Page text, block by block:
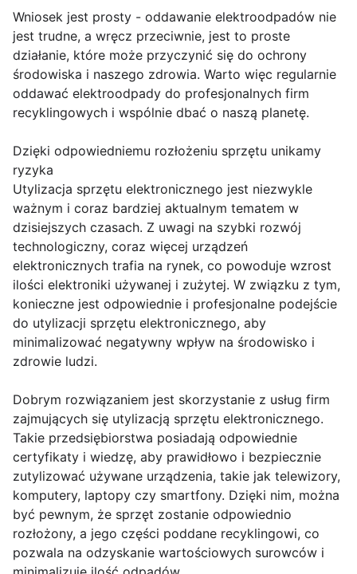
Wniosek jest prosty - oddawanie elektroodpadów nie
jest trudne, a wręcz przeciwnie, jest to proste
działanie, które może przyczynić się do ochrony
środowiska i naszego zdrowia. Warto więc regularnie
oddawać elektroodpady do profesjonalnych firm
recyklingowych i wspólnie dbać o naszą planetę.
Dzięki odpowiedniemu rozłożeniu sprzętu unikamy
ryzyka
Utylizacja sprzętu elektronicznego jest niezwykle
ważnym i coraz bardziej aktualnym tematem w
dzisiejszych czasach. Z uwagi na szybki rozwój
technologiczny, coraz więcej urządzeń
elektronicznych trafia na rynek, co powoduje wzrost
ilości elektroniki używanej i zużytej. W związku z tym,
konieczne jest odpowiednie i profesjonalne podejście
do utylizacji sprzętu elektronicznego, aby
minimalizować negatywny wpływ na środowisko i
zdrowie ludzi.
Dobrym rozwiązaniem jest skorzystanie z usług firm
zajmujących się utylizacją sprzętu elektronicznego.
Takie przedsiębiorstwa posiadają odpowiednie
certyfikaty i wiedzę, aby prawidłowo i bezpiecznie
zutylizować używane urządzenia, takie jak telewizory,
komputery, laptopy czy smartfony. Dzięki nim, można
być pewnym, że sprzęt zostanie odpowiednio
rozłożony, a jego części poddane recyklingowi, co
pozwala na odzyskanie wartościowych surowców i